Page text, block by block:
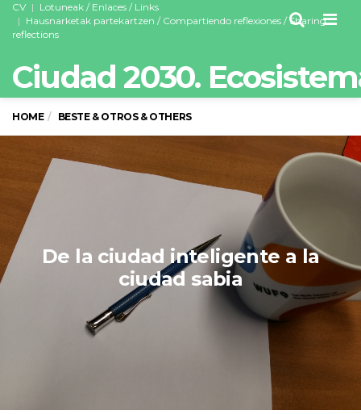
CV
Lotuneak / Enlaces / Links
Hausnarketak partekartzen / Compartiendo reflexiones / Sharing
reflections
Ciudad 2030.
HOME BESTE & OTROS & OTHERS
De la ciudad inteligente a la
ciudad sabia